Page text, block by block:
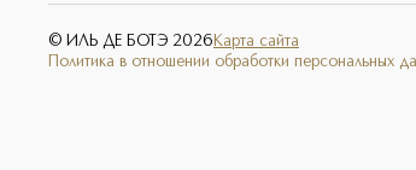
© ИЛЬ ДЕ БОТЭ 2026 Карта сайта
Политика в отношении обработки персональных